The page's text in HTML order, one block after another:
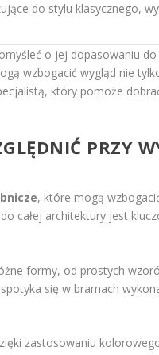
do stylu klasycznego,
o jej dopasowaniu do
wzbogacić wygląd nie
który pomoże
PRZY
, które mogą
całej architektury jest
formy, od prostych
się w bramach
zastosowaniu